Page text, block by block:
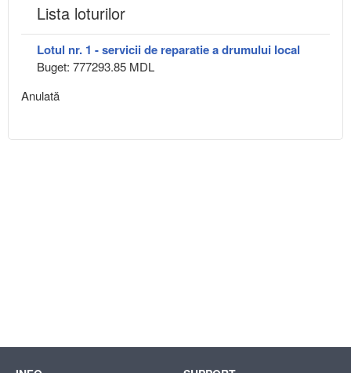
Lista loturilor
Lotul nr. 1 - servicii de reparatie a drumului local
Buget: 777293.85 MDL
Anulată